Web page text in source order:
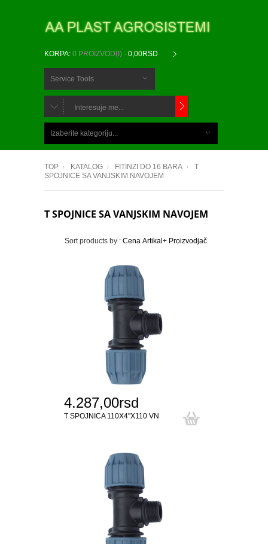
KORPA: 0 PROIZVOD(I) - 0,00RSD
Service Tools
CHOOSE
ITEMS...
Izaberite kategoriju...
TOP KATALOG FITINZI DO 16 BARA
T
SPOJNICE SA VANJSKIM NAVOJEM
T SPOJNICE SA VANJSKIM NAVOJEM
Sort products by : Cena Artikal+ Proizvodjač
4.287,00rsd
T SPOJNICA 110X4"X110 VN